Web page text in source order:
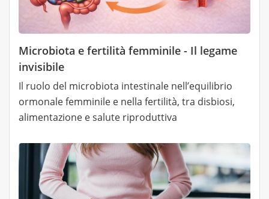
Microbiota e fertilità femminile - Il legame
invisibile
Il ruolo del microbiota intestinale nell’equilibrio
ormonale femminile e nella fertilità, tra disbiosi,
alimentazione e salute riproduttiva